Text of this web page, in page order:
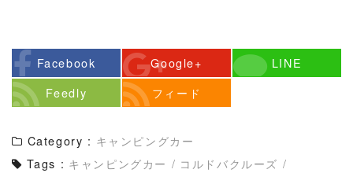
Facebook Google+
LINE
Feedly
フィード
Category : キャンピングカー
Tags : キャンピングカー / コルドバクルーズ /